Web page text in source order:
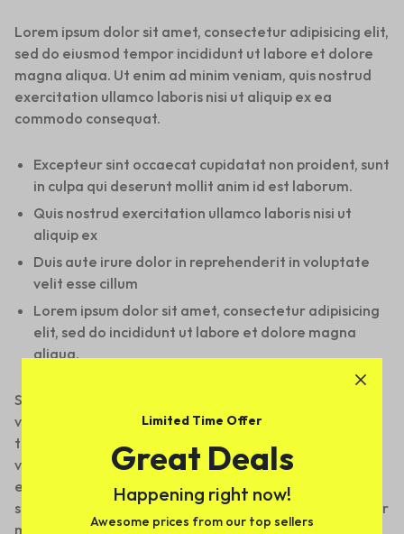
Lorem ipsum dolor sit amet, consectetur adipisicing elit,
sed do eiusmod tempor incididunt ut labore et dolore
magna aliqua. Ut enim ad minim veniam, quis nostrud
exercitation ullamco laboris nisi ut aliquip ex ea
commodo consequat.
Excepteur sint occaecat cupidatat non proident, sunt
in culpa qui deserunt mollit anim id est laborum.
Quis nostrud exercitation ullamco laboris nisi ut
aliquip ex
Duis aute irure dolor in reprehenderit in voluptate
velit esse cillum
Lorem ipsum dolor sit amet, consectetur adipisicing
elit, sed do incididunt ut labore et dolore magna
aliqua.
Sed ut perspiciatis unde omnis iste natus error sit
voluptatem accusantium doloremque laudantium,
totam rem aperiam, eaque ipsa quae ab illo inventore
veritatis et quasi architecto beatae vitae dicta sunt
explicabo. Nemo enim ipsam voluptatem quia voluptas
sit aspernatur aut odit aut fugit, sed quia consequuntur
magni dolores eos qui ratione voluptatem sequi
Limited Time Offer
Great Deals
Happening right now!
Awesome prices from our top sellers